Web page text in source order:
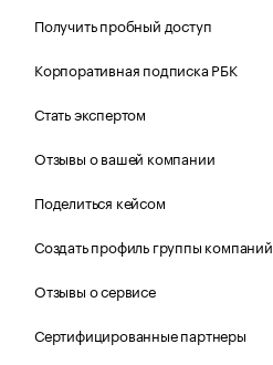
Получить пробный доступ
Корпоративная подписка РБК
Стать экспертом
Отзывы о вашей компании
Поделиться кейсом
Создать профиль группы компаний
Отзывы о сервисе
Сертифицированные партнеры